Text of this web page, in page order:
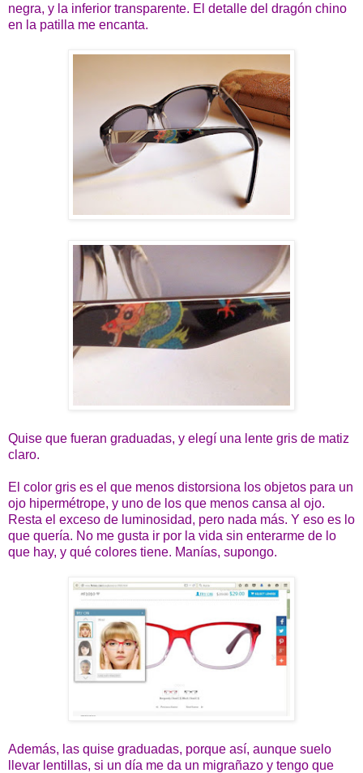
negra, y la inferior transparente. El detalle del dragón chino
en la patilla me encanta.
Quise que fueran graduadas, y elegí una lente gris de matiz
claro.
El color gris es el que menos distorsiona los objetos para un
ojo hipermétrope, y uno de los que menos cansa al ojo.
Resta el exceso de luminosidad, pero nada más. Y eso es lo
que quería. No me gusta ir por la vida sin enterarme de lo
que hay, y qué colores tiene. Manías, supongo.
Además, las quise graduadas, porque así, aunque suelo
llevar lentillas, si un día me da un migrañazo y tengo que